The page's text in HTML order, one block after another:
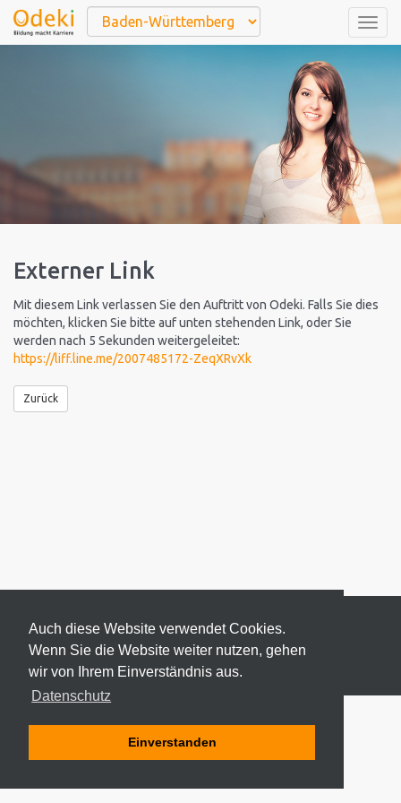
Auch diese Website verwendet Cookies.
Wenn Sie die Website weiter nutzen, gehen
wir von Ihrem Einverständnis aus.
Datenschutz
Einverstanden
Externer Link
Mit diesem Link verlassen Sie den Auftritt von Odeki. Falls Sie dies
möchten, klicken Sie bitte auf unten stehenden Link, oder Sie
werden nach 5 Sekunden weitergeleitet:
https://liff.line.me/2007485172-ZeqXRvXk
Zurück
© 2026 ODEKI - ALLE RECHTE VORBEHALTEN